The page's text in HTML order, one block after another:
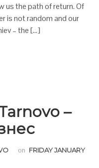
us the path of return. Of
is not random and our
– the […]
–
on FRIDAY JANUARY